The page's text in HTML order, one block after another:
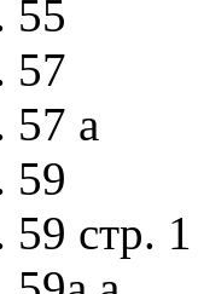
55
57
57 а
59
59 стр.